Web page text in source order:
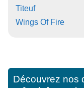
Titeuf
Wings Of Fire
Découvrez nos